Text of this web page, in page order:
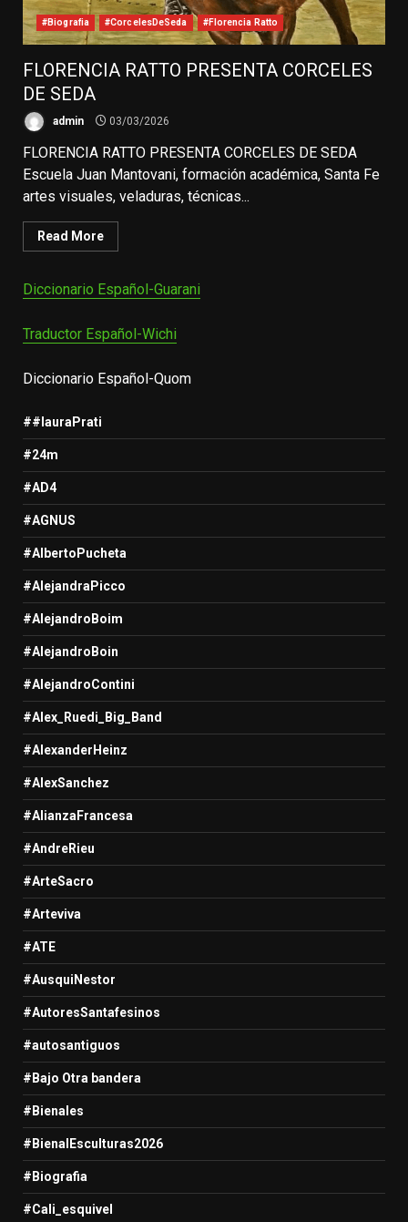
#Biografia #CorcelesDeSeda #Florencia Ratto
FLORENCIA RATTO PRESENTA CORCELES
DE SEDA
admin 03/03/2026
FLORENCIA RATTO PRESENTA CORCELES DE SEDA
Escuela Juan Mantovani, formación académica, Santa Fe
artes visuales, veladuras, técnicas...
Read More
Diccionario Español-Guarani
Traductor Español-Wichi
Diccionario Español-Quom
##lauraPrati
#24m
#AD4
#AGNUS
#AlbertoPucheta
#AlejandraPicco
#AlejandroBoim
#AlejandroBoin
#AlejandroContini
#Alex_Ruedi_Big_Band
#AlexanderHeinz
#AlexSanchez
#AlianzaFrancesa
#AndreRieu
#ArteSacro
#Arteviva
#ATE
#AusquiNestor
#AutoresSantafesinos
#autosantiguos
#Bajo Otra bandera
#Bienales
#BienalEsculturas2026
#Biografia
#Cali_esquivel